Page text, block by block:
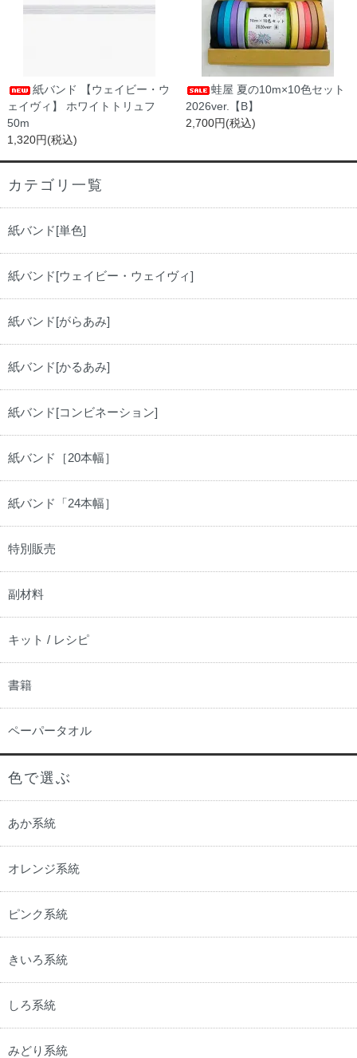
紙バンド 【ウェイビー・ウ
ェイヴィ】 ホワイトトリュフ
50m
1,320円(税込)
蛙屋 夏の10m×10色セット
2026ver.【B】
2,700円(税込)
カテゴリ一覧
紙バンド[単色]
紙バンド[ウェイビー・ウェイヴィ]
紙バンド[がらあみ]
紙バンド[かるあみ]
紙バンド[コンビネーション]
紙バンド［20本幅］
紙バンド「24本幅］
特別販売
副材料
キット / レシピ
書籍
ペーパータオル
色で選ぶ
あか系統
オレンジ系統
ピンク系統
きいろ系統
しろ系統
みどり系統